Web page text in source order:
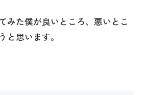
みた僕が良いところ、悪いとこ
と思います。